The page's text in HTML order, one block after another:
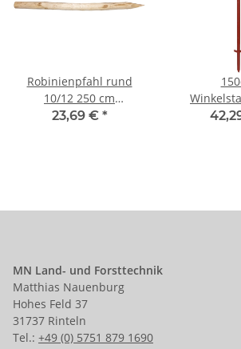
Robinienpfahl rund
10/12 250 cm
Kurvenpfosten
23,69 € *
MN Land- und Forsttechnik
Matthias Nauenburg
Hohes Feld 37
31737 Rinteln
Tel.: +49 (0) 5751 879 1690